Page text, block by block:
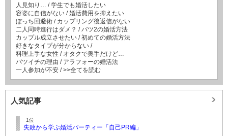
人見知り… /学生でも婚活したい
容姿に自信がない /婚活費用を抑えたい
ぼっち回避術 / カップリング後返信がない
二人同時進行はダメ？ /バツ2の婚活方法
カップル成立させたい /初めての婚活方法
好きなタイプが分からない /
料理上手な女性 / オタクで奥手だけど…
バツイチの理由 / アラフォーの婚活法
一人参加が不安 />>全てを読む
人気記事
1位
失敗から学ぶ婚活パーティー「自己PR編」